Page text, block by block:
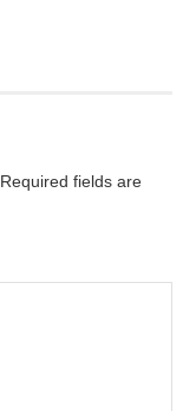
Required fields are